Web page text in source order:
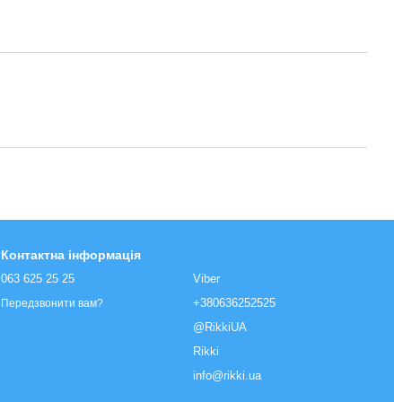
Контактна інформація
063 625 25 25
Передзвонити вам?
Viber
+380636252525
@RikkiUA
Rikki
info@rikki.ua